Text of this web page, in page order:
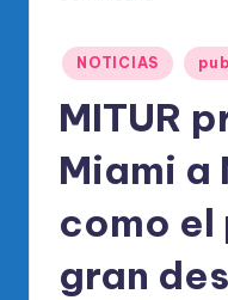
O
ci
al
Publicado
en
NOTICIAS
MITUR
Miami a
como el
gran